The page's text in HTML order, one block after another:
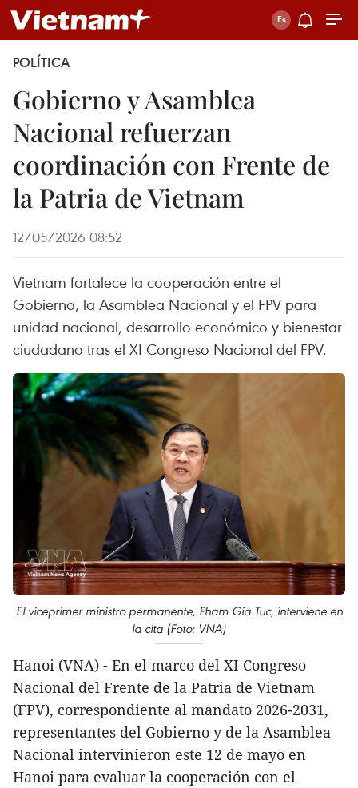
POLÍTICA
Gobierno y Asamblea
Nacional refuerzan
coordinación con Frente de
la Patria de Vietnam
12/05/2026 08:52
Vietnam fortalece la cooperación entre el
Gobierno, la Asamblea Nacional y el FPV para
unidad nacional, desarrollo económico y bienestar
ciudadano tras el XI Congreso Nacional del FPV.
El viceprimer ministro permanente, Pham Gia Tuc, interviene en
la cita (Foto: VNA)
Hanoi (VNA) - En el marco del XI Congreso
Nacional del Frente de la Patria de Vietnam
(FPV), correspondiente al mandato 2026-2031,
representantes del Gobierno y de la Asamblea
Nacional intervinieron este 12 de mayo en
Hanoi para evaluar la cooperación con el